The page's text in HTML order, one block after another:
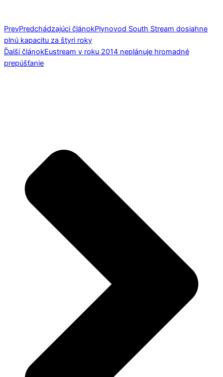
PrevPredchádzajúci článokPlynovod South Stream dosiahne
plnú kapacitu za štyri roky
Ďalší článokEustream v roku 2014 neplánuje hromadné
prepúšťanie